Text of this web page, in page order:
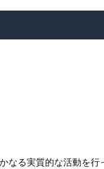
なる実質的な活動を